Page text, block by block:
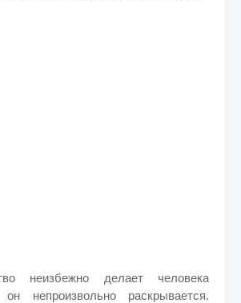
неизбежно делает человека
непроизвольно раскрывается.